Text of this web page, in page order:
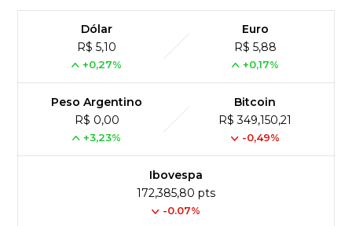
Dólar
R$ 5,10
+0,27%
Euro
R$ 5,88
+0,17%
Peso Argentino
R$ 0,00
+3,23%
Bitcoin
R$ 349,150,21
-0,49%
Ibovespa
172,385,80 pts
-0.07%